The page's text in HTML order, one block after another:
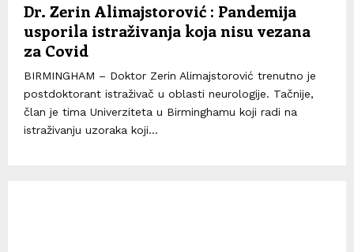
Dr. Zerin Alimajstorović : Pandemija
usporila istraživanja koja nisu vezana
za Covid
BIRMINGHAM – Doktor Zerin Alimajstorović trenutno je
postdoktorant istraživač u oblasti neurologije. Tačnije,
član je tima Univerziteta u Birminghamu koji radi na
istraživanju uzoraka koji...